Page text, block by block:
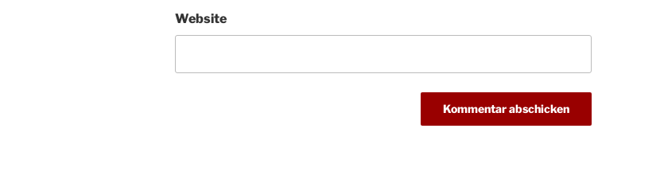
Website